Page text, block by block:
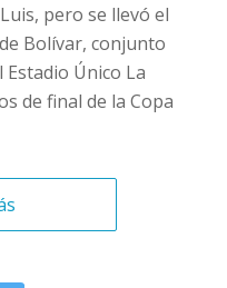
pero se llevó el
Bolívar, conjunto
Único La
de final de la Copa